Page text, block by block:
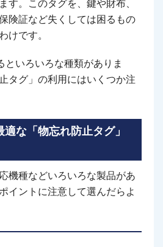
す。このタグを、鍵や財布、
険証など失くしては困るもの
けです。
といろいろな種類がありま
タグ」の利用にはいくつか注
な「物忘れ防止タグ」
機種などいろいろな製品があ
イントに注意して選んだらよ